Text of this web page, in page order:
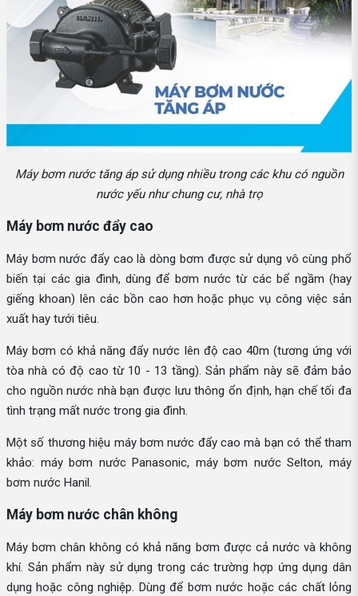
Máy bơm nước tăng áp sử dụng nhiều trong các khu có nguồn
nước yếu như chung cư, nhà trọ
Máy bơm nước đẩy cao
Máy bơm nước đẩy cao là dòng bơm được sử dụng vô cùng phổ
biến tại các gia đình, dùng để bơm nước từ các bể ngầm (hay
giếng khoan) lên các bồn cao hơn hoặc phục vụ công việc sản
xuất hay tưới tiêu.
Máy bơm có khả năng đẩy nước lên độ cao 40m (tương ứng với
tòa nhà có độ cao từ 10 - 13 tầng). Sản phẩm này sẽ đảm bảo
cho nguồn nước nhà bạn được lưu thông ổn định, hạn chế tối đa
tình trạng mất nước trong gia đình.
Một số thương hiệu máy bơm nước đẩy cao mà bạn có thể tham
khảo: máy bơm nước Panasonic, máy bơm nước Selton, máy
bơm nước Hanil.
Máy bơm nước chân không
Máy bơm chân không có khả năng bơm được cả nước và không
khí. Sản phẩm này sử dụng trong các trường hợp ứng dụng dân
dụng hoặc công nghiệp. Dùng để bơm nước hoặc các chất lỏng